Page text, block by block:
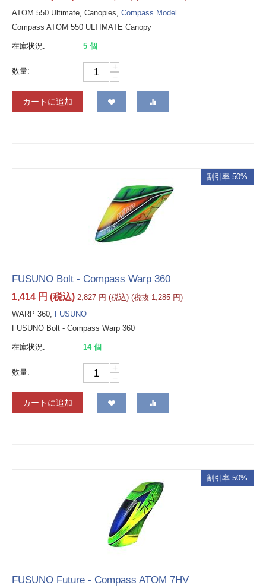
ATOM 550 Ultimate, Canopies, Compass Model
Compass ATOM 550 ULTIMATE Canopy
在庫状況: 5 個
数量:
+
−
カートに追加
割引率 50%
FUSUNO Bolt - Compass Warp 360
1,414 円 (税込) 2,827 円(税込) (税抜 1,285 円)
WARP 360, FUSUNO
FUSUNO Bolt - Compass Warp 360
在庫状況: 14 個
数量:
+
−
カートに追加
割引率 50%
FUSUNO Future - Compass ATOM 7HV